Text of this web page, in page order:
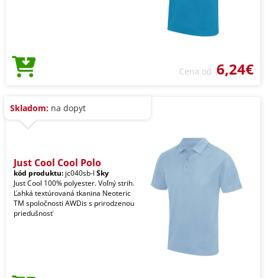
Cena od 6,24€
Skladom: na dopyt
Just Cool Cool Polo
kód produktu: jc040sb-l Sky
Just Cool 100% polyester. Voľný strih.
Ľahká textúrovaná tkanina Neoteric
TM spoločnosti AWDis s prirodzenou
priedušnosť